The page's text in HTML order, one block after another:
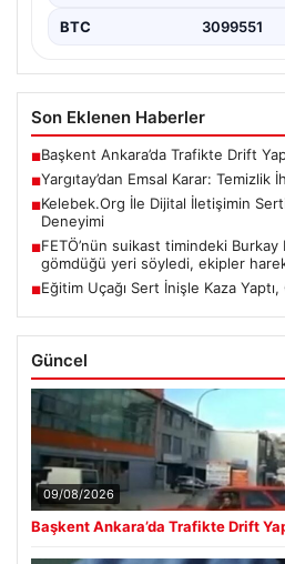
BTC 3099551
Son Eklenen Haberler
■Başkent Ankara’da Trafikte Drift
■Yargıtay’dan Emsal Karar: Temizlik
■Kelebek.Org İle Dijital İletişimin
Deneyimi
■FETÖ’nün suikast timindeki Burkay
gömdüğü yeri söyledi, ekipler
■Eğitim Uçağı Sert İnişle Kaza
Güncel
09/08/2026
Başkent Ankara’da Trafikte Drift